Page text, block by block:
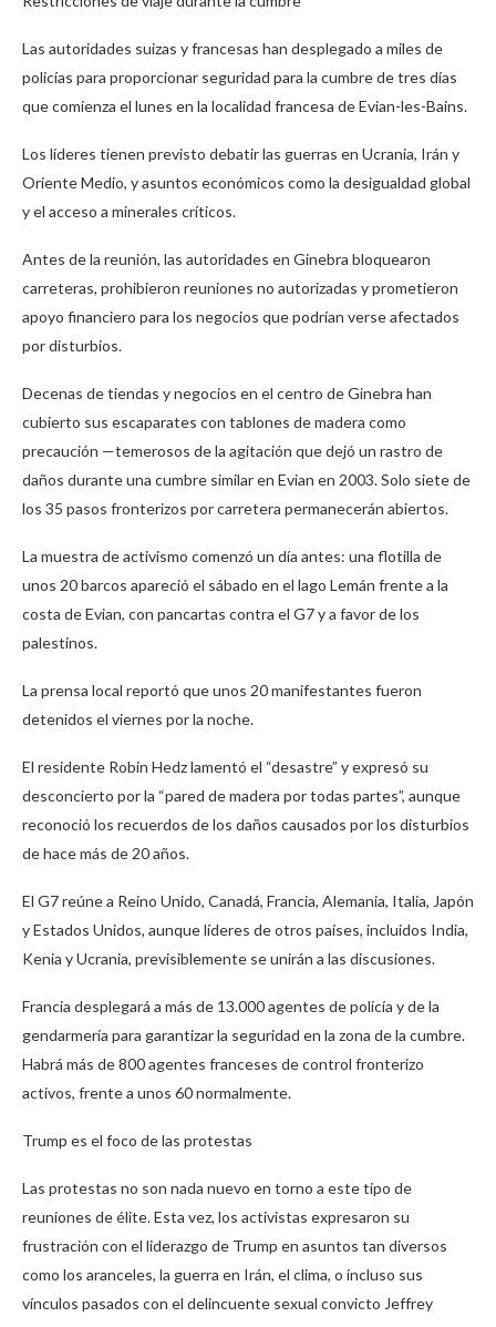
Las autoridades suizas y francesas han desplegado a miles de
policías para proporcionar seguridad para la cumbre de tres días
que comienza el lunes en la localidad francesa de Evian-les-Bains.
Los líderes tienen previsto debatir las guerras en Ucrania, Irán y
Oriente Medio, y asuntos económicos como la desigualdad global
y el acceso a minerales críticos.
Antes de la reunión, las autoridades en Ginebra bloquearon
carreteras, prohibieron reuniones no autorizadas y prometieron
apoyo financiero para los negocios que podrían verse afectados
por disturbios.
Decenas de tiendas y negocios en el centro de Ginebra han
cubierto sus escaparates con tablones de madera como
precaución —temerosos de la agitación que dejó un rastro de
daños durante una cumbre similar en Evian en 2003. Solo siete de
los 35 pasos fronterizos por carretera permanecerán abiertos.
La muestra de activismo comenzó un día antes: una flotilla de
unos 20 barcos apareció el sábado en el lago Lemán frente a la
costa de Evian, con pancartas contra el G7 y a favor de los
palestinos.
La prensa local reportó que unos 20 manifestantes fueron
detenidos el viernes por la noche.
El residente Robin Hedz lamentó el “desastre” y expresó su
desconcierto por la “pared de madera por todas partes”, aunque
reconoció los recuerdos de los daños causados por los disturbios
de hace más de 20 años.
El G7 reúne a Reino Unido, Canadá, Francia, Alemania, Italia, Japón
y Estados Unidos, aunque líderes de otros países, incluidos India,
Kenia y Ucrania, previsiblemente se unirán a las discusiones.
Francia desplegará a más de 13.000 agentes de policía y de la
gendarmería para garantizar la seguridad en la zona de la cumbre.
Habrá más de 800 agentes franceses de control fronterizo
activos, frente a unos 60 normalmente.
Trump es el foco de las protestas
Las protestas no son nada nuevo en torno a este tipo de
reuniones de élite. Esta vez, los activistas expresaron su
frustración con el liderazgo de Trump en asuntos tan diversos
como los aranceles, la guerra en Irán, el clima, o incluso sus
vínculos pasados con el delincuente sexual convicto Jeffrey